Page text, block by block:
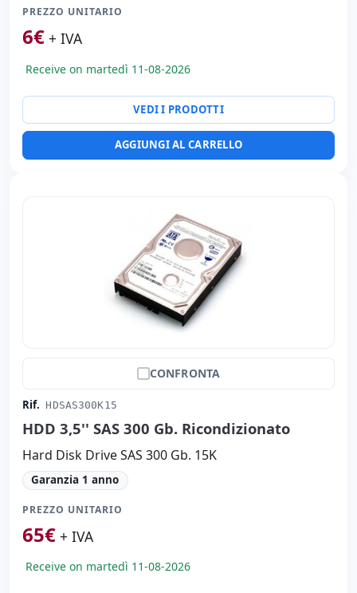
PREZZO UNITARIO
6€ + IVA
Receive on martedì 11-08-2026
VEDI I PRODOTTI
AGGIUNGI AL CARRELLO
CONFRONTA
Rif. HDSAS300K15
HDD 3,5'' SAS 300 Gb. Ricondizionato
Hard Disk Drive SAS 300 Gb. 15K
Garanzia 1 anno
PREZZO UNITARIO
65€ + IVA
Receive on martedì 11-08-2026